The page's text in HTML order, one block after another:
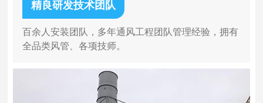
精良研发技术团队
百余人安装团队，多年通风工程团队管理经验，拥有
全品类风管、各项技师。